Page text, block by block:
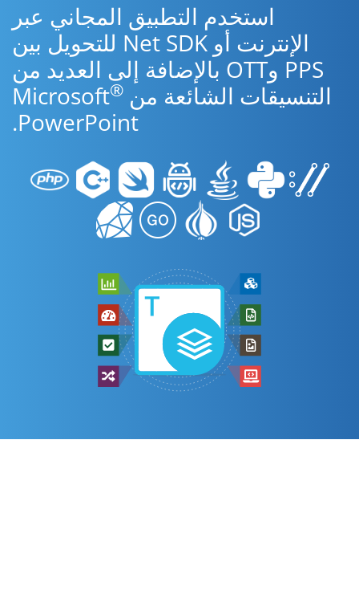
استخدم التطبيق المجاني عبر
الإنترنت أو Net SDK للتحويل بين
PPS وOTT بالإضافة إلى العديد من
التنسيقات الشائعة من Microsoft ®
PowerPoint.